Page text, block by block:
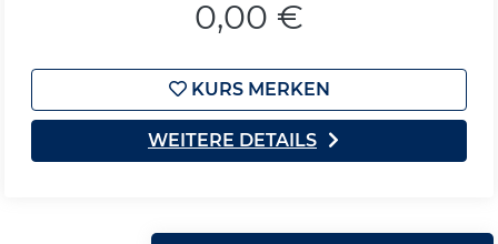
0,00 €
KURS MERKEN
WEITERE DETAILS